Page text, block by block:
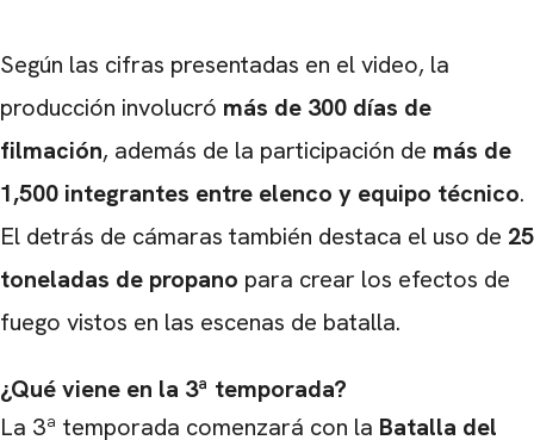
Según las cifras presentadas en el video, la
producción involucró más de 300 días de
filmación, además de la participación de más de
1,500 integrantes entre elenco y equipo técnico.
El detrás de cámaras también destaca el uso de 25
toneladas de propano para crear los efectos de
fuego vistos en las escenas de batalla.
¿Qué viene en la 3ª temporada?
La 3ª temporada comenzará con la Batalla del